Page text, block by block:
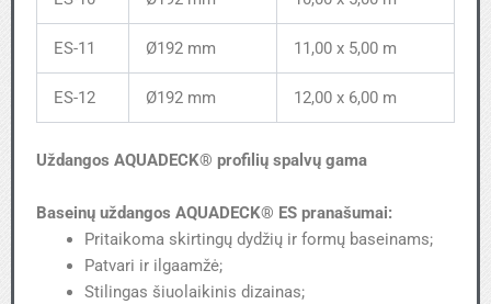
ES-11 Ø192 mm 11,00 x 5,00 m
ES-12 Ø192 mm 12,00 x 6,00 m
Uždangos AQUADECK® profilių spalvų gama
Baseinų uždangos AQUADECK® ES pranašumai:
Pritaikoma skirtingų dydžių ir formų baseinams;
Patvari ir ilgaamžė;
Stilingas šiuolaikinis dizainas;